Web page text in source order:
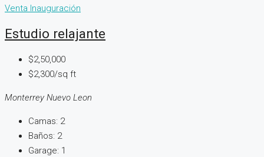
Venta Inauguración
Estudio relajante
$2,50,000
$2,300/sq ft
Monterrey Nuevo Leon
Camas: 2
Baños: 2
Garage: 1